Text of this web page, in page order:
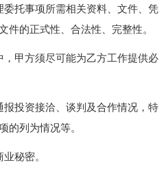
托事项所需相关资料、文件、凭
件的正式性、合法性、完整性。
甲方须尽可能为乙方工作提供必
投资接洽、谈判及合作情况，特
的列为情况等。
秘密。